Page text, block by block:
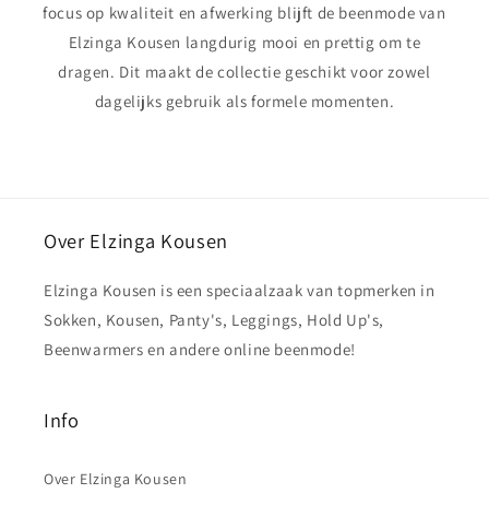
focus op kwaliteit en afwerking blijft de beenmode van
Elzinga Kousen langdurig mooi en prettig om te
dragen. Dit maakt de collectie geschikt voor zowel
dagelijks gebruik als formele momenten.
Over Elzinga Kousen
Elzinga Kousen is een speciaalzaak van topmerken in
Sokken, Kousen, Panty's, Leggings, Hold Up's,
Beenwarmers en andere online beenmode!
Info
Over Elzinga Kousen